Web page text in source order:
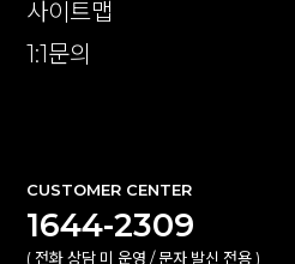
사이트맵
1:1문의
CUSTOMER CENTER
1644-2309
( 전화 상담 미 운영 / 문자 발신 전용 )